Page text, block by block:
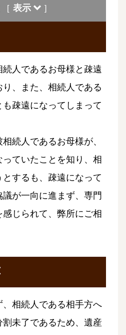
[ 表示 ]
人であるお母様と疎遠
、また、相続人である
疎遠になってしまって
続人であるお母様が、
ていたことを知り、相
するも、疎遠になって
が一向に進まず、専門
じられて、弊所にご相
相続人である相手方へ
未了であるため、遺産